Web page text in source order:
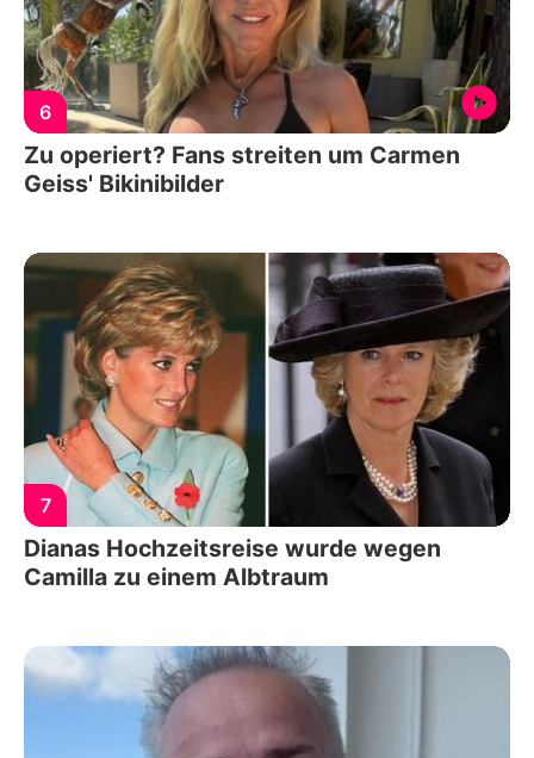
6
Zu operiert? Fans streiten um Carmen
Geiss' Bikinibilder
7
Dianas Hochzeitsreise wurde wegen
Camilla zu einem Albtraum